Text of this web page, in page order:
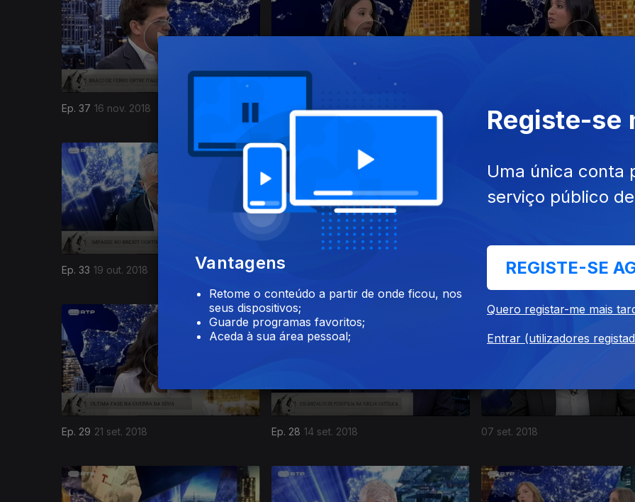
Ep. 37 16 nov. 2018 Ep. 36 09 nov. 2018 Ep. 35 02 nov. 2018
Ep. 33 19 out. 2018 Ep. 32 05 out. 2018
367095
Ep. 29 21 set. 2018 Ep. 28 14 set. 2018 07 set. 2018
Vantagens
Retome o conteúdo a partir de onde ficou, nos
seus dispositivos;
Guarde programas favoritos;
Aceda à sua área pessoal;
Registe-se
Uma única conta
serviço público
REGISTE-SE
Quero registar-me mais
Entrar (utilizadores